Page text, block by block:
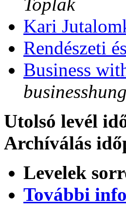
Toplak
Kari
Rendészeti
Business
Utolsó levél
Archíválás
Levelek
További